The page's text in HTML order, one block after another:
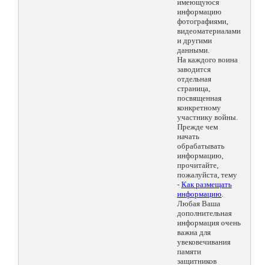
имеющуюся
информацию
фотографиями,
видеоматериалами
и другими
данными.
На каждого воина
заводится
отдельная
страница,
посвященная
конкретному
участнику войны.
Прежде чем
начать
обрабатывать
информацию,
прочитайте,
пожалуйста, тему
- Как размещать
информацию.
Любая Ваша
дополнительная
информация очень
важна для
увековечивания
памяти
защитников